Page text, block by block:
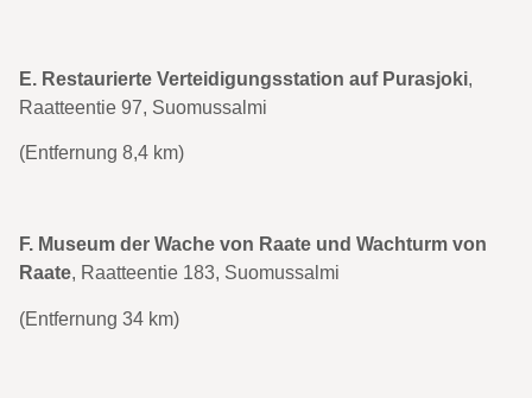
E. Restaurierte Verteidigungsstation auf Purasjoki,
Raatteentie 97, Suomussalmi
(Entfernung 8,4 km)
F. Museum der Wache von Raate und Wachturm von
Raate, Raatteentie 183, Suomussalmi
(Entfernung 34 km)